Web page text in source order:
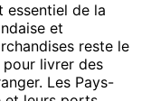
essentiel de la
et
reste le
livrer des
Les Pays-